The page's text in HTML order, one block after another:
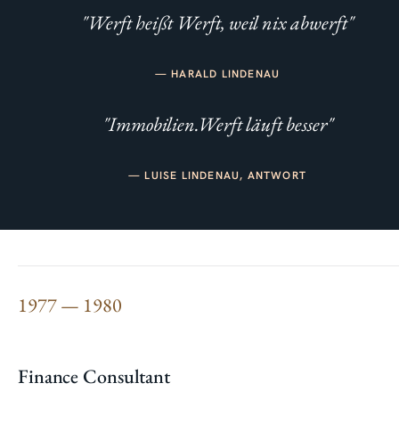
"Werft heißt Werft, weil nix abwerft"
— HARALD LINDENAU
"Immobilien.Werft läuft besser"
— LUISE LINDENAU, ANTWORT
1977 — 1980
Finance Consultant